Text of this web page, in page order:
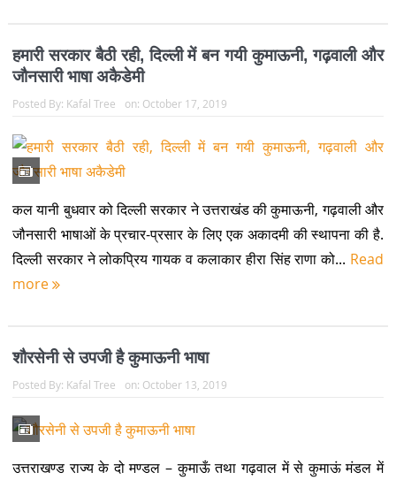
हमारी सरकार बैठी रही, दिल्ली में बन गयी कुमाऊनी, गढ़वाली और
जौनसारी भाषा अकैडेमी
Posted By: Kafal Tree on: October 17, 2019
कल यानी बुधवार को दिल्ली सरकार ने उत्तराखंड की कुमाऊनी, गढ़वाली और
जौनसारी भाषाओं के प्रचार-प्रसार के लिए एक अकादमी की स्थापना की है.
दिल्ली सरकार ने लोकप्रिय गायक व कलाकार हीरा सिंह राणा को... Read
more
शौरसेनी से उपजी है कुमाऊनी भाषा
Posted By: Kafal Tree on: October 13, 2019
उत्तराखण्ड राज्य के दो मण्डल – कुमाऊँ तथा गढ़वाल में से कुमाऊं मंडल में